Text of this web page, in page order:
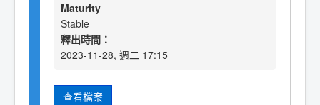
Maturity
Stable
釋出時間：
2023-11-28, 週二 17:15
查看檔案